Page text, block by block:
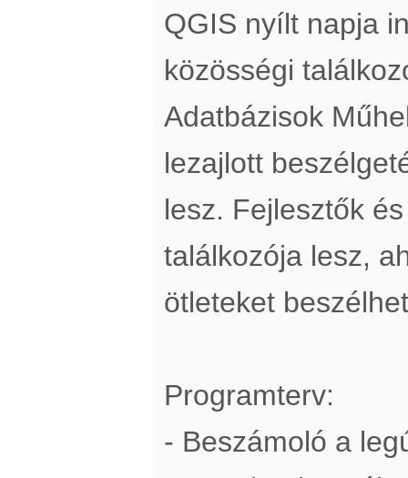
QGIS nyílt napja
közösségi
Adatbázisok
lezajlott
lesz. Fejlesztők
találkozója lesz,
ötleteket
Programterv:
- Beszámoló a